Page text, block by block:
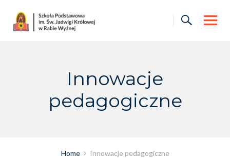
content
Innowacje
pedagogiczne
Home Innowacje pedagogiczne